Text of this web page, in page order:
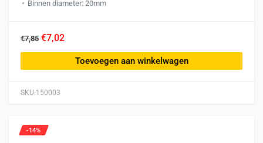
SKU-150003
Binnen diameter: 20mm
€7,85 €7,02
Toevoegen aan winkelwagen
-14%